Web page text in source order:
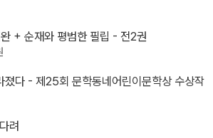
+ 순재와 평범한 필립 - 전2권
졌다 - 제25회 문학동네어린이문학상 수상작
려